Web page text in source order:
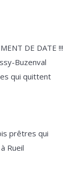
DE DATE !!!
Buzenval
qui quittent
prêtres qui
Rueil